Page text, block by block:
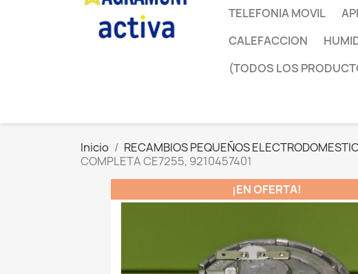
TELEFONIA MOVIL
CALEFACCION
(TODOS LOS
Inicio RECAMBIOS PEQUEÑOS
COMPLETA CE7255, 9210457401
¡EN OFERTA!